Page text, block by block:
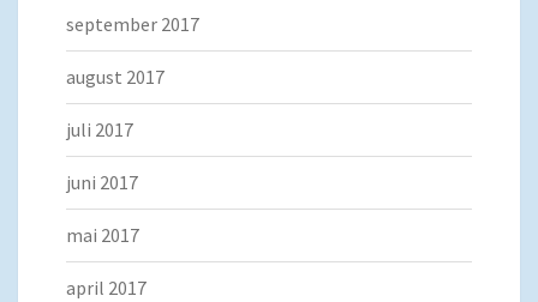
september 2017
august 2017
juli 2017
juni 2017
mai 2017
april 2017